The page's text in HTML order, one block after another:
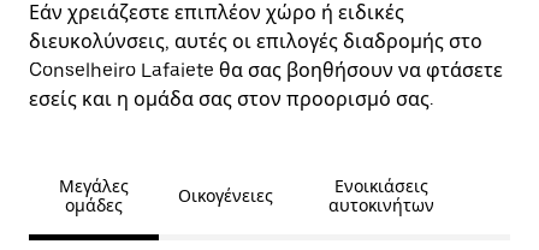
Εάν χρειάζεστε επιπλέον χώρο ή ειδικές
διευκολύνσεις, αυτές οι επιλογές διαδρομής στο
Conselheiro Lafaiete θα σας βοηθήσουν να φτάσετε
εσείς και η ομάδα σας στον προορισμό σας.
Μεγάλες
ομάδες
Οικογένειες
Ενοικιάσεις
αυτοκινήτων